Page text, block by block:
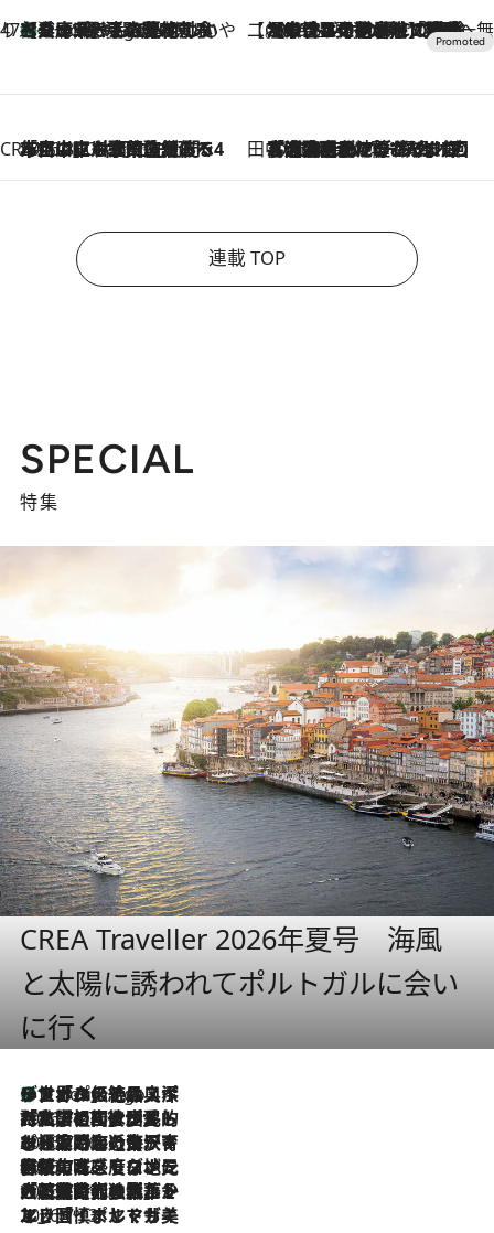
47都道府県の手みやげ ひんやりスイーツで夏を満喫
9 Hours Ago
【兵庫県】この夏絶対食べたい 冷やしておいしいおやつ3選 淡路島の恵みをジェラートに集約 【CREA×星野リゾート】唯一無二。癒しと発見が待つ場所へ
2026.8.7
【トンボの足水浴】ヒノキの香りに包まれて涼感マックス！約13℃の湧水かけ流しを避暑地「星野温泉 トンボの湯」で体験
CREA'S CHOICE
2026.8.7
「立川にも歌舞伎があるんだよ」 片岡仁左衛門・市川中車ら豪華座組みで4年目の立川立飛歌舞伎へ 田中稲の勝手に再ブーム
2026.8.7
「湘南乃風に憧れて」観客大盛上がりの“タオル回し”に、ラッパー顔負けの高速歌唱まで…さだまさし（74）のアグレッシブすぎる現在地
連載 TOP
SPECIAL
特集
CREA Traveller 2026年夏号 海風
と太陽に誘われてポルトガルに会い
に行く
9 Hours Ago
リスボンの絶品スイーツ「パステル・デ・ナタ」とは？ポルトガル伝統の奥深い世界へ
2026.7.27
「私の祖国はポルトガル語です」国民的詩人フェルナンド・ペソアと、彼が愛した文学の街を歩く
2026.7.26
ポルトガル近海が育む極上の海の幸。キリリと冷えた白ワインと愉しむ、シーフード専門店の贅沢
2026.7.22
伝統の味をモダンに昇華。高感度な地元客が集う、リスボンの最旬ガストロノミー
2026.7.21
大航海時代の栄華から、震災、独裁、そして革命へ。ポルトガル・首都リスボンの石畳に刻まれた「歴史の光と影」
2026.7.13
エッセイ・ヤマザキマリ「慎ましくも美しき国 ポルトガル」